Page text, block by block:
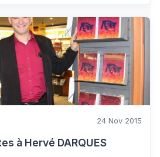
24 Nov 2015
à Hervé DARQUES